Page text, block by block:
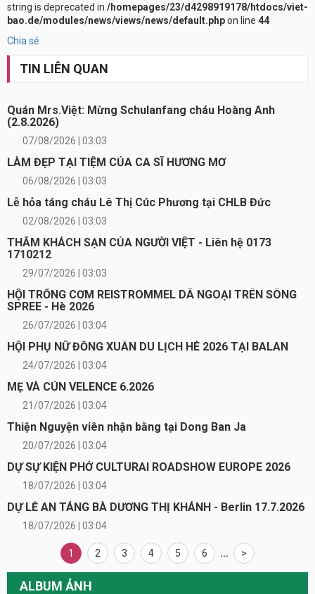
string is deprecated in /homepages/23/d4298919178/htdocs/viet-
bao.de/modules/news/views/news/default.phpon line 44
Chia sẻ
TIN LIÊN QUAN
Quán Mrs.Việt: Mừng Schulanfang cháu Hoàng Anh
(2.8.2026)
07/08/2026 | 03:03
LÀM ĐẸP TẠI TIỆM CỦA CA SĨ HƯƠNG MƠ
06/08/2026 | 03:03
Lễ hỏa táng cháu Lê Thị Cúc Phương tại CHLB Đức
02/08/2026 | 03:03
THĂM KHÁCH SẠN CỦA NGƯỜI VIỆT - Liên hệ 0173
1710212
29/07/2026 | 03:03
HỘI TRỐNG CƠM REISTROMMEL DÃ NGOẠI TRÊN SÔNG
SPREE - Hè 2026
26/07/2026 | 03:04
HỘI PHỤ NỮ ĐỒNG XUÂN DU LỊCH HÈ 2026 TẠI BALAN
24/07/2026 | 03:04
MẸ VÀ CÚN VELENCE 6.2026
21/07/2026 | 03:04
Thiện Nguyện viên nhận bằng tại Dong Ban Ja
20/07/2026 | 03:04
DỰ SỰ KIỆN PHỞ CULTURAI ROADSHOW EUROPE 2026
18/07/2026 | 03:04
DỰ LỄ AN TÁNG BÀ DƯƠNG THỊ KHÁNH - Berlin 17.7.2026
18/07/2026 | 03:04
1 2 3 4 5 6 ... >
ALBUM ẢNH